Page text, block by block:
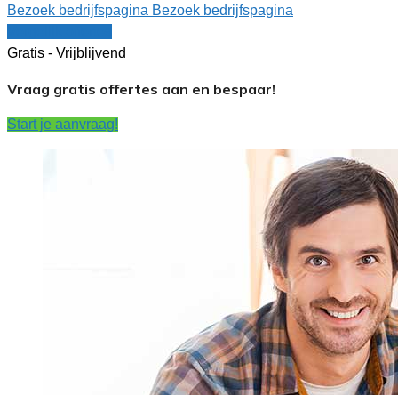
Bezoek bedrijfspagina Bezoek bedrijfspagina
Gratis - Vrijblijvend
Vraag gratis offertes aan en bespaar!
Start je aanvraag!